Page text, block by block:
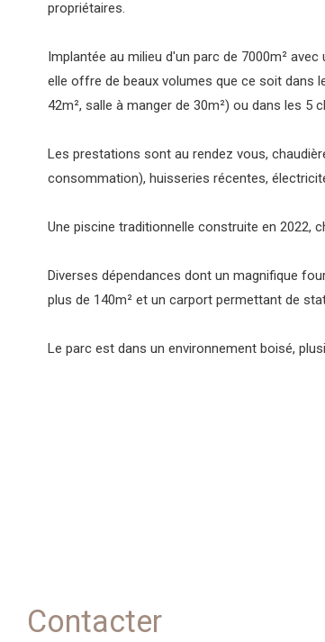
propriétaires.
Implantée au milieu d'un parc de 7000m²
elle offre de beaux volumes que ce soit dans
42m², salle à manger de 30m²) ou dans les 5
Les prestations sont au rendez vous,
consommation), huisseries récentes,
Une piscine traditionnelle construite en 2022,
Diverses dépendances dont un magnifique
plus de 140m² et un carport permettant de
Le parc est dans un environnement boisé,
Contacter